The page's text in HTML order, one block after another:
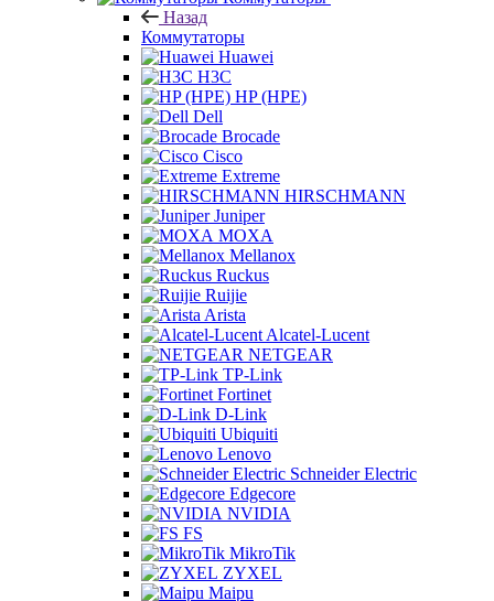
Назад
Коммутаторы
Huawei
H3C
HP (HPE)
Dell
Brocade
Cisco
Extreme
HIRSCHMANN
Juniper
MOXA
Mellanox
Ruckus
Ruijie
Arista
Alcatel-Lucent
NETGEAR
TP-Link
Fortinet
D-Link
Ubiquiti
Lenovo
Schneider Electric
Edgecore
NVIDIA
FS
MikroTik
ZYXEL
Maipu